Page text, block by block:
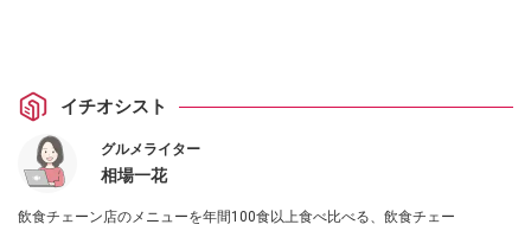
イチオシスト
グルメライター
相場一花
飲食チェーン店のメニューを年間100食以上食べ比べる、飲食チェー